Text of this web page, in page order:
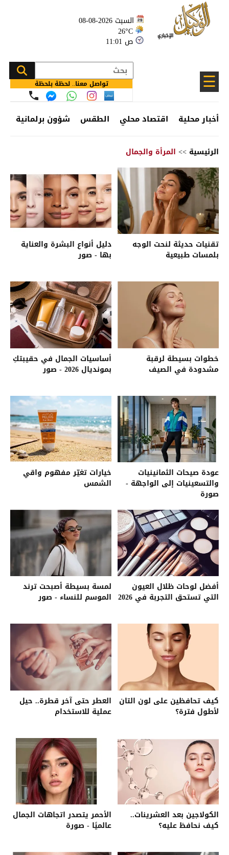
السبت 2026-08-08
26°C
11:01 ص
☰ تواصل معنا.. لحظة بلحظة
أخبار محلية اقتصاد محلي الطقس شؤون برلمانية
الرئيسية >> المرأة والجمال
تقنيات حديثة لنحت الوجه
بلمسات طبيعية
دليل أنواع البشرة والعناية
بها - صور
خطوات بسيطة لرقبة
مشدودة في الصيف
أساسيات الجمال في حقيبتكِ
بمونديال 2026 - صور
عودة صيحات الثمانينيات
والتسعينيات إلى الواجهة -
صورة
خيارات تغيّر مفهوم واقي
الشمس
أفضل لوحات ظلال العيون
التي تستحق التجربة في 2026
لمسة بسيطة أصبحت ترند
الموسم للنساء - صور
كيف تحافظين على لون التان
لأطول فترة؟
العطر حتى آخر قطرة.. حيل
عملية للاستخدام
الكولاجين بعد العشرينات..
كيف نحافظ عليه؟
الأحمر يتصدر اتجاهات الجمال
عالميًا - صورة